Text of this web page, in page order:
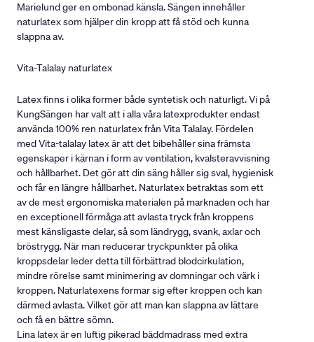
Marielund ger en ombonad känsla. Sängen innehåller
naturlatex som hjälper din kropp att få stöd och kunna
slappna av.
Vita-Talalay naturlatex
Latex finns i olika former både syntetisk och naturligt. Vi på
KungSängen har valt att i alla våra latexprodukter endast
använda 100% ren naturlatex från Vita Talalay. Fördelen
med Vita-talalay latex är att det bibehåller sina främsta
egenskaper i kärnan i form av ventilation, kvalsteravvisning
och hållbarhet. Det gör att din säng håller sig sval, hygienisk
och får en längre hållbarhet. Naturlatex betraktas som ett
av de mest ergonomiska materialen på marknaden och har
en exceptionell förmåga att avlasta tryck från kroppens
mest känsligaste delar, så som ländrygg, svank, axlar och
bröstrygg. När man reducerar tryckpunkter på olika
kroppsdelar leder detta till förbättrad blodcirkulation,
mindre rörelse samt minimering av domningar och värk i
kroppen. Naturlatexens formar sig efter kroppen och kan
därmed avlasta. Vilket gör att man kan slappna av lättare
och få en bättre sömn.
Lina latex är en luftig pikerad bäddmadrass med extra